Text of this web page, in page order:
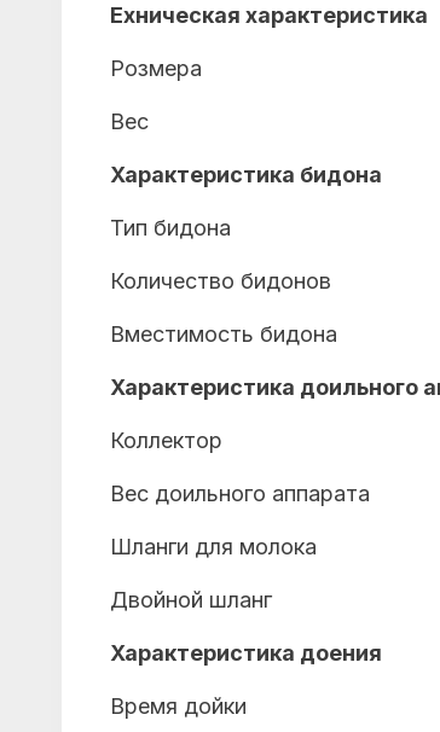
Ехническая характеристика
Розмера
Вес
Характеристика бидона
Тип бидона
Количество бидонов
Вместимость бидона
Характеристика доильного
Коллектор
Вес доильного аппарата
Шланги для молока
Двойной шланг
Характеристика доения
Время дойки